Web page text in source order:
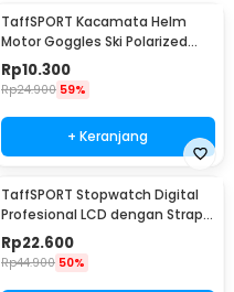
TaffSPORT Kacamata Helm
Motor Goggles Ski Polarized
UV400 Windproof - X400
Rp10.300
Rp24.900 59%
+ Keranjang
TaffSPORT Stopwatch Digital
Profesional LCD dengan Strap -
ZSD-808
Rp22.600
Rp44.900 50%